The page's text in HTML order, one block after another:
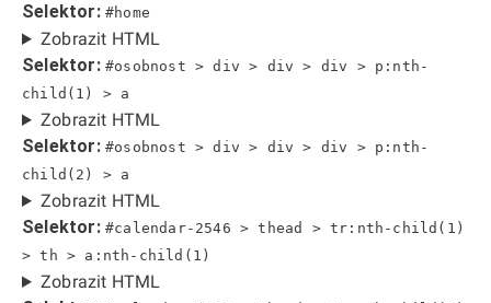
Selektor: #home
Zobrazit HTML
Selektor: #osobnost > div > div > div > p:nth-
child(1) > a
Zobrazit HTML
Selektor: #osobnost > div > div > div > p:nth-
child(2) > a
Zobrazit HTML
Selektor: #calendar-2546 > thead > tr:nth-child(1)
> th > a:nth-child(1)
Zobrazit HTML